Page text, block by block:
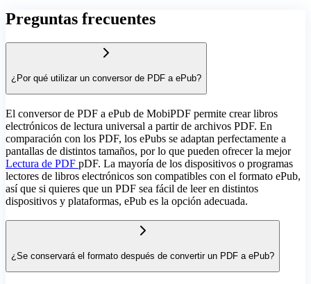
Preguntas frecuentes
¿Por qué utilizar un conversor de PDF a ePub?
El conversor de PDF a ePub de MobiPDF permite crear libros
electrónicos de lectura universal a partir de archivos PDF. En
comparación con los PDF, los ePubs se adaptan perfectamente a
pantallas de distintos tamaños, por lo que pueden ofrecer la mejor
Lectura de PDF pDF. La mayoría de los dispositivos o programas
lectores de libros electrónicos son compatibles con el formato ePub,
así que si quieres que un PDF sea fácil de leer en distintos
dispositivos y plataformas, ePub es la opción adecuada.
¿Se conservará el formato después de convertir un PDF a ePub?